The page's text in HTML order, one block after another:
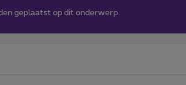
geplaatst op dit onderwerp.